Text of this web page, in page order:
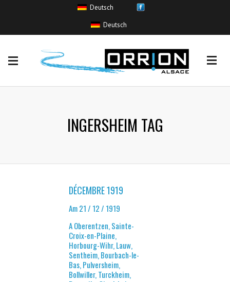
Coulée de boue(0)
Crue sans inondation(6)
Inondation(52)
Deutsch
Deutsch
INGERSHEIM TAG
DÉCEMBRE 1919
Am 21 / 12 / 1919
A Oberentzen, Sainte-
Croix-en-Plaine,
Horbourg-Wihr, Lauw,
Sentheim, Bourbach-le-
Bas, Pulversheim,
Bollwiller, Turckheim,